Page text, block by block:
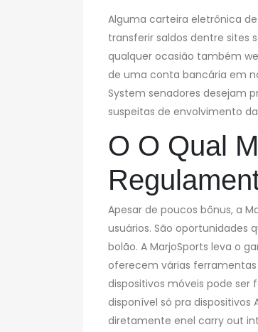
Alguma carteira eletrônica
transferir saldos dentre sites
qualquer ocasião também
de uma conta bancária em
System senadores desejam
suspeitas de envolvimento
O O Qual
Apesar de poucos bônus, a
usuários. São
bolão. A MarjoSports leva o
oferecem várias ferramentas
dispositivos móveis pode ser
disponível só pra dispositivos
diretamente enel carry out